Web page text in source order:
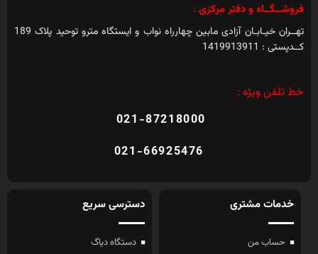
فروشــگــاه و دفتر مرکزی :
تهــران خیـابـان آزادی مابین چهارراه نواب و ایستگاه مترو توحید پلاک 189
کــدپستی : 1419913911
خط تلفن ویژه :
021-87218000
021-66925476
خدمات مشتری
حساب من
دسترسی سریع
دستگاه دیاگ